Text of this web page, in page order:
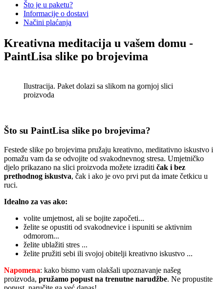
Što je u paketu?
Informacije o dostavi
Načini plaćanja
Kreativna meditacija u vašem domu -
PaintLisa slike po brojevima
Ilustracija. Paket dolazi sa slikom na gornjoj slici
proizvoda
Što su PaintLisa slike po brojevima?
Festede slike po brojevima pružaju kreativno, meditativno iskustvo i
pomažu vam da se odvojite od svakodnevnog stresa. Umjetničko
djelo prikazano na slici proizvoda možete izraditi čak i bez
prethodnog iskustva, čak i ako je ovo prvi put da imate četkicu u
ruci.
Idealno za vas ako:
volite umjetnost, ali se bojite započeti...
želite se opustiti od svakodnevice i ispuniti se aktivnim
odmorom...
želite ublažiti stres ...
želite pružiti sebi ili svojoj obitelji kreativno iskustvo ...
Napomena: kako bismo vam olakšali upoznavanje našeg
proizvoda, pružamo popust na trenutne narudžbe. Ne propustite